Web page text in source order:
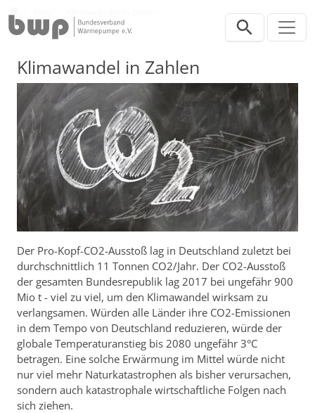
Klimawandel in Zahlen
Der Pro-Kopf-CO2-Ausstoß lag in Deutschland zuletzt bei
durchschnittlich 11 Tonnen CO2/Jahr. Der CO2-Ausstoß
der gesamten Bundesrepublik lag 2017 bei ungefähr 900
Mio t - viel zu viel, um den Klimawandel wirksam zu
verlangsamen. Würden alle Länder ihre CO2-Emissionen
in dem Tempo von Deutschland reduzieren, würde der
globale Temperaturanstieg bis 2080 ungefähr 3°C
betragen. Eine solche Erwärmung im Mittel würde nicht
nur viel mehr Naturkatastrophen als bisher verursachen,
sondern auch katastrophale wirtschaftliche Folgen nach
sich ziehen.